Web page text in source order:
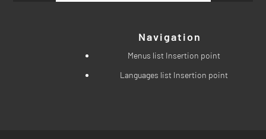
Navigation
Menus list Insertion point
Languages list Insertion point